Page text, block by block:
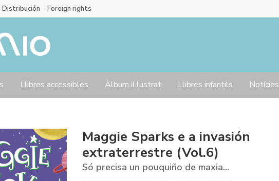
Distribución Foreign rights
Llibres accessibles Àlbum il·lustrat Llibres infantils Notícies
Maggie Sparks e a invasión
extraterrestre (Vol.6)
Só precisa un pouquiño de maxia…